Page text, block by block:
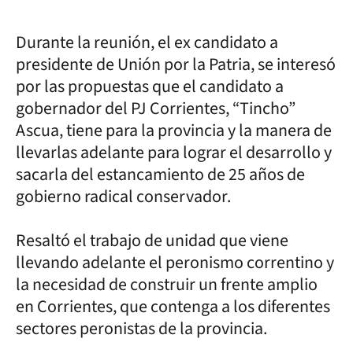
Durante la reunión, el ex candidato a
presidente de Unión por la Patria, se interesó
por las propuestas que el candidato a
gobernador del PJ Corrientes, “Tincho”
Ascua, tiene para la provincia y la manera de
llevarlas adelante para lograr el desarrollo y
sacarla del estancamiento de 25 años de
gobierno radical conservador.
Resaltó el trabajo de unidad que viene
llevando adelante el peronismo correntino y
la necesidad de construir un frente amplio
en Corrientes, que contenga a los diferentes
sectores peronistas de la provincia.